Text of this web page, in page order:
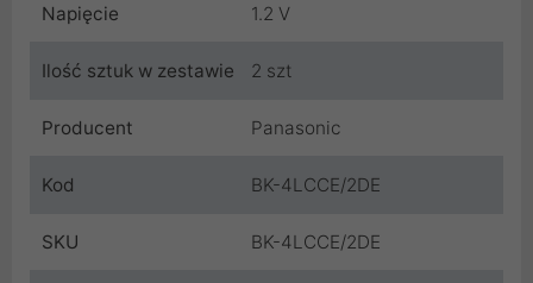
Napięcie 1.2 V
Ilość sztuk w zestawie 2 szt
Producent Panasonic
Kod BK-4LCCE/2DE
SKU BK-4LCCE/2DE